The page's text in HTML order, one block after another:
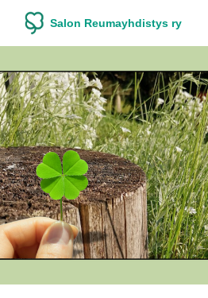
Siirry
sivun
Salon Reumayhdistys ry